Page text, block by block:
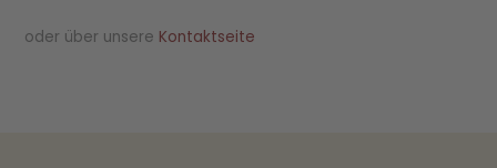
oder über unsere Kontaktseite